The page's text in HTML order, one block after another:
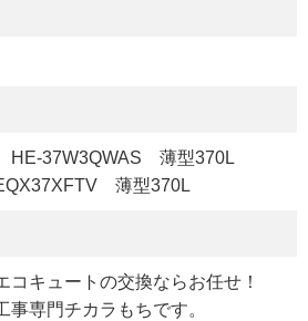
HE-37W3QWAS 薄型370L
薄型370L
コキュートの交換ならお任せ！
事専門チカラもちです。